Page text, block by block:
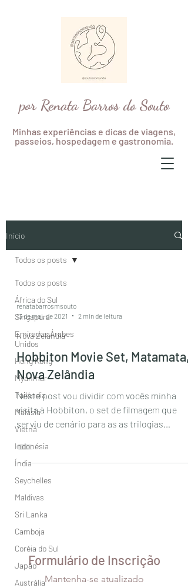
por Renata Barros do Souto
Minhas experiências e dicas de viagens,
passeios, hospedagem e gastronomia.
Formulário de Inscrição
Mantenha-se atualizado
Início
Todos os posts
África do Sul
Singapura
Emirados Árabes
Unidos
Hong Kong
Myanmar
Tailândia
Malásia
Vietnã
Indonésia
Índia
Seychelles
Maldivas
Sri Lanka
Camboja
Coréia do Sul
Japão
Austrália
Todos os posts
renatabarrosmsouto
13 de mai. de 2021
2 min de leitura
Nova Zelândia
Hobbiton Movie Set, Matamata,
Nova Zelândia
Neste post vou dividir com vocês minha
visita à Hobbiton, o set de filmagem que
serviu de cenário para as as trilogias